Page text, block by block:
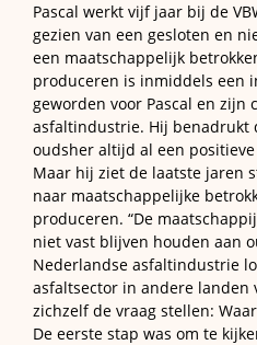
Pascal werkt vijf jaar bij de
gezien van een gesloten en
een maatschappelijk
produceren is inmiddels een
geworden voor Pascal en zijn
asfaltindustrie. Hij benadrukt
oudsher altijd al een
Maar hij ziet de laatste jaren
naar maatschappelijke
produceren. “De
niet vast blijven houden aan
Nederlandse asfaltindustrie
asfaltsector in andere landen
zichzelf de vraag stellen:
De eerste stap was om te